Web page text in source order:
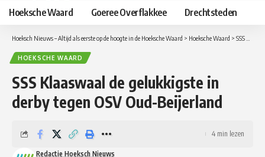
aanpassen
Hoeksche Waard Goeree Overflakkee Drechtsteden
Hoeksch Nieuws – Altijd als eerste op de hoogte in de Hoeksche Waard > Hoeksche Waard > SSS Klaaswaal de gelukkigste in derby tegen OSV Oud-Beijerland
HOEKSCHE WAARD
SSS Klaaswaal de gelukkigste in
derby tegen OSV Oud-Beijerland
Redactie Hoeksch Nieuws
4 min lezen